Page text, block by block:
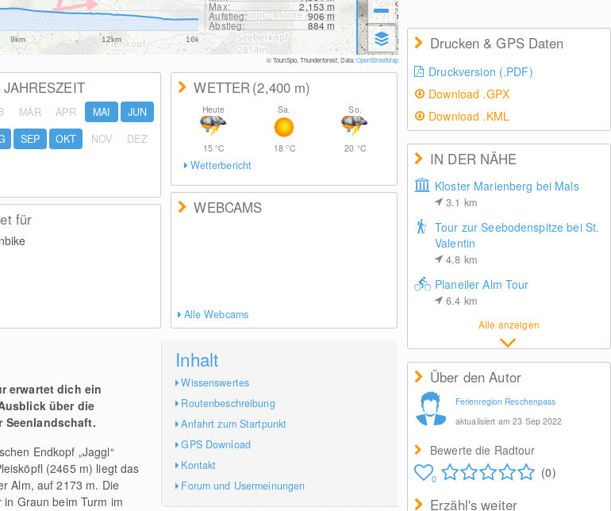
9km 12km 16km
Max: 2,153m
Aufstieg: 906m
Abstieg: 884m
© TouriSpo, Thunderforest, Data:OpenStreetMap
Drucken & GPS Daten
Druckversion (.PDF)
Download .GPX
Download .KML
IN DER NÄHE
Kloster Marienberg bei Mals
3.1 km
Tour zur Seebodenspitze bei St.
Valentin
4.8 km
Planeiler Alm Tour
6.4 km
Alle anzeigen
Über den Autor
Ferienregion Reschenpass
aktualisiert am 23 Sep 2022
Bewerte die Radtour
0 (0)
Erzähl's weiter
JAHRESZEIT
MÄR APR MAI
JUN
SEP OKT NOV DEZ
für
WETTER(2,400 m)
Heute
15°C
Sa.
18°C
So.
20 °C
Wetterbericht
WEBCAMS
Alle Webcams
Inhalt
Wissenswertes
Routenbeschreibung
Anfahrt zum Startpunkt
GPS Download
Kontakt
Forum und Usermeinungen
erwartet dich ein
über die
Seenlandschaft.
Endkopf „Jaggl“
(2465 m) liegt das
Alm, auf 2173 m. Die
in Graun beim Turm im